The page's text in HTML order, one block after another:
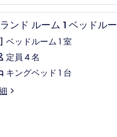
5 ンド ルーム 1 ベッドル
ベッドルーム 1 室
定員 4 名
キングベッド 1 台